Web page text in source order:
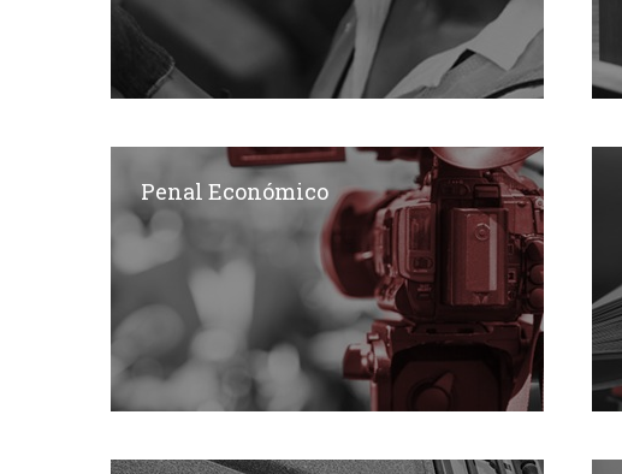
Penal Económico